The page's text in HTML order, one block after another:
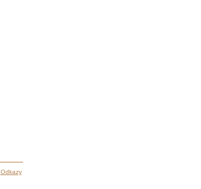
Odkazy